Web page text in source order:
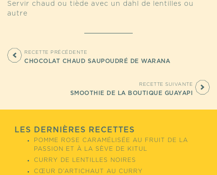
Servir chaud ou tiède avec un dahl de lentilles ou
autre
RECETTE PRÉCÉDENTE
CHOCOLAT CHAUD SAUPOUDRÉ DE WARANA
RECETTE SUIVANTE
SMOOTHIE DE LA BOUTIQUE GUAYAPI
LES DERNIÈRES RECETTES
POMME ROSE CARAMÉLISÉE AU FRUIT DE LA
PASSION ET À LA SÈVE DE KITUL
CURRY DE LENTILLES NOIRES
CŒUR D’ARTICHAUT AU CURRY